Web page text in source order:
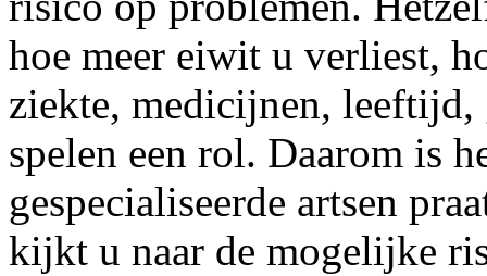
hoe meer eiwit u verliest,
ziekte, medicijnen,
spelen een rol. Daarom is
gespecialiseerde artsen
kijkt u naar de mogelijke